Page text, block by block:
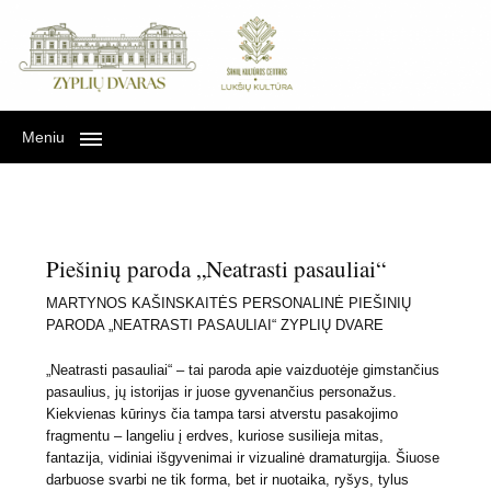
Meniu
Piešinių paroda „Neatrasti pasauliai“
MARTYNOS KAŠINSKAITĖS PERSONALINĖ PIEŠINIŲ
PARODA „NEATRASTI PASAULIAI“ ZYPLIŲ DVARE
„Neatrasti pasauliai“ – tai paroda apie vaizduotėje gimstančius
pasaulius, jų istorijas ir juose gyvenančius personažus.
Kiekvienas kūrinys čia tampa tarsi atverstu pasakojimo
fragmentu – langeliu į erdves, kuriose susilieja mitas,
fantazija, vidiniai išgyvenimai ir vizualinė dramaturgija. Šiuose
darbuose svarbi ne tik forma, bet ir nuotaika, ryšys, tylus